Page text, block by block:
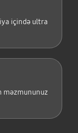
içində ultra
məzmununuz